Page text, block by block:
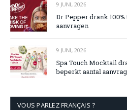
9 JUNI, 2026
Dr Pepper drank
aanvragen
9 JUNI, 2026
Spa Touch Mocktail
beperkt aantal
VOUS PARLEZ FRANÇAIS ?